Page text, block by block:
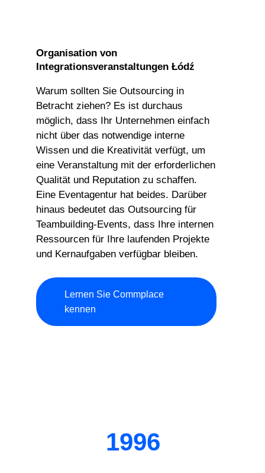
Organisation von
Integrationsveranstaltungen Łódź
Warum sollten Sie Outsourcing in
Betracht ziehen? Es ist durchaus
möglich, dass Ihr Unternehmen einfach
nicht über das notwendige interne
Wissen und die Kreativität verfügt, um
eine Veranstaltung mit der erforderlichen
Qualität und Reputation zu schaffen.
Eine Eventagentur hat beides. Darüber
hinaus bedeutet das Outsourcing für
Teambuilding-Events, dass Ihre internen
Ressourcen für Ihre laufenden Projekte
und Kernaufgaben verfügbar bleiben.
Lernen Sie Commplace
kennen
1996